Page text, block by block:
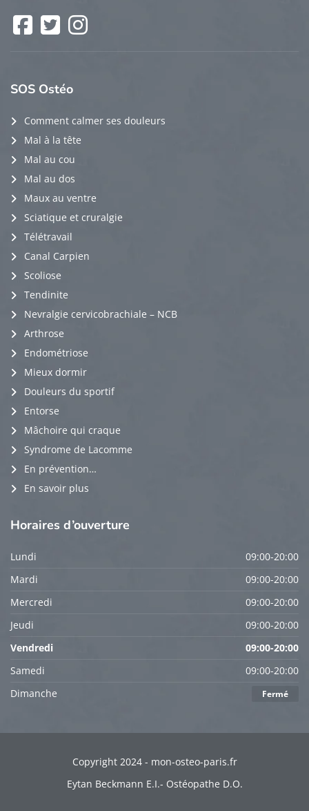
Facebook
SOS Ostéo
Comment calmer ses douleurs
Mal à la tête
Mal au cou
Mal au dos
Maux au ventre
Sciatique et cruralgie
Télétravail
Canal Carpien
Scoliose
Tendinite
Nevralgie cervicobrachiale – NCB
Arthrose
Endométriose
Mieux dormir
Douleurs du sportif
Entorse
Mâchoire qui craque
Syndrome de Lacomme
En prévention…
En savoir plus
Horaires d’ouverture
Lundi
09:00-20:00
Mardi
09:00-20:00
Mercredi
09:00-20:00
Jeudi
09:00-20:00
Vendredi
09:00-20:00
Samedi
09:00-20:00
Dimanche
Fermé
Copyright 2024 - mon-osteo-paris.fr
Eytan Beckmann E.I.- Ostéopathe D.O.